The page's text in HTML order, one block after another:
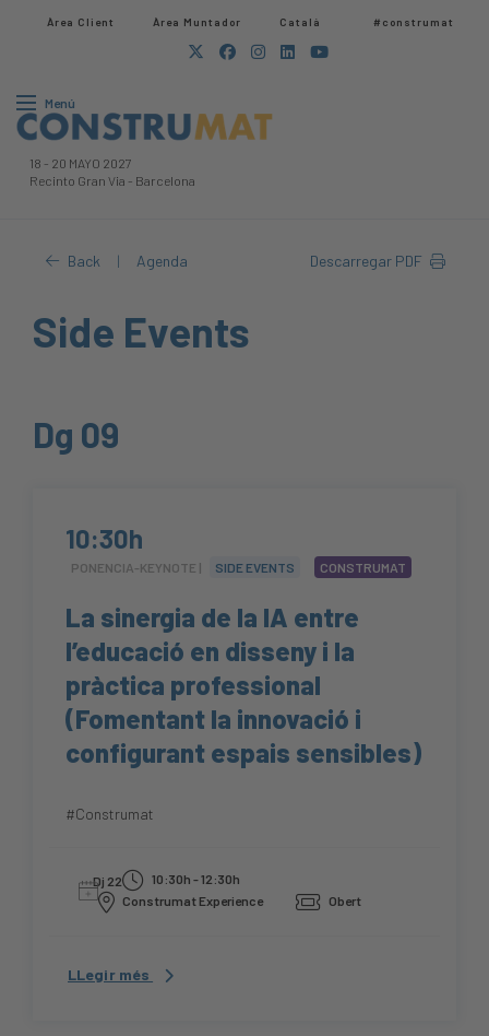
Àrea Client Àrea Muntador​ Català #construmat
Menú
18 - 20 MAYO 2027
Recinto Gran Via - Barcelona
Back | Agenda Descarregar PDF
Side Events
Dg 09
10:30h
PONENCIA-KEYNOTE | SIDE EVENTS CONSTRUMAT
La sinergia de la IA entre
l’educació en disseny i la
pràctica professional
(Fomentant la innovació i
configurant espais sensibles)
#Construmat
Dj 22
10:30h - 12:30h
Construmat Experience
Obert
LLegir més